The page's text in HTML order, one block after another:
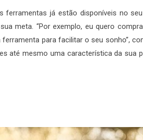
ferramentas já estão disponíveis no
meta. “Por exemplo, eu quero
para facilitar o seu sonho”,
até mesmo uma característica da sua